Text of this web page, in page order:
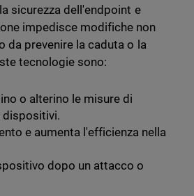
sicurezza dell'endpoint e
impedisce modifiche non
da prevenire la caduta o la
tecnologie sono:
o alterino le misure di
dispositivi.
e aumenta l'efficienza nella
dopo un attacco o